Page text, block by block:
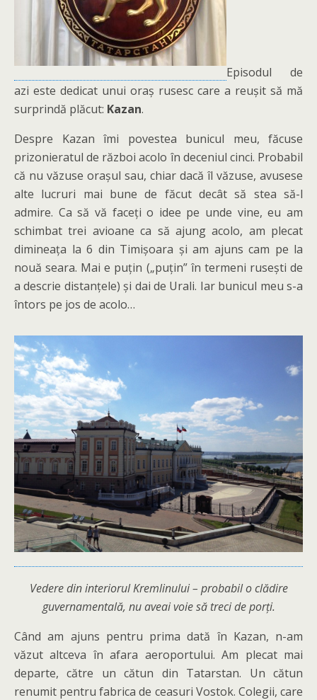
Episodul de
azi este dedicat unui oraș rusesc care a reușit să mă
surprindă plăcut: Kazan.
Despre Kazan îmi povestea bunicul meu, făcuse
prizonieratul de război acolo în deceniul cinci. Probabil
că nu văzuse orașul sau, chiar dacă îl văzuse, avusese
alte lucruri mai bune de făcut decât să stea să-l
admire. Ca să vă faceți o idee pe unde vine, eu am
schimbat trei avioane ca să ajung acolo, am plecat
dimineața la 6 din Timișoara și am ajuns cam pe la
nouă seara. Mai e puțin („puțin” în termeni rusești de
a descrie distanțele) și dai de Urali. Iar bunicul meu s-a
întors pe jos de acolo…
Vedere din interiorul Kremlinului – probabil o clădire
guvernamentală, nu aveai voie să treci de porți.
Când am ajuns pentru prima dată în Kazan, n-am
văzut altceva în afara aeroportului. Am plecat mai
departe, către un cătun din Tatarstan. Un cătun
renumit pentru fabrica de ceasuri Vostok. Colegii, care